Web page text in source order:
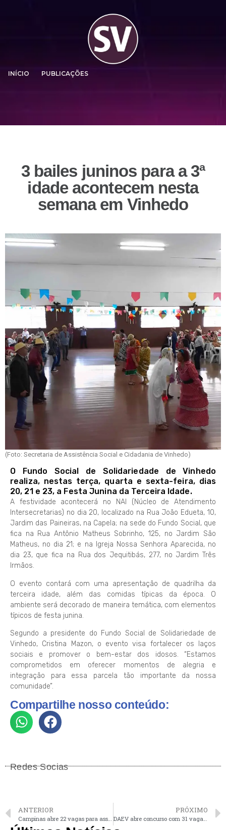
INÍCIO PUBLICAÇÕES
3 bailes juninos para a 3ª
idade acontecem nesta
semana em Vinhedo
(Foto: Secretaria de Assistência Social e Cidadania de Vinhedo)
O Fundo Social de Solidariedade de Vinhedo
realiza, nestas terça, quarta e sexta-feira, dias
20, 21 e 23, a Festa Junina da Terceira Idade.
A festividade acontecerá no NAI (Núcleo de Atendimento
Intersecretarias) no dia 20, localizado na Rua João Edueta, 10,
Jardim das Paineiras, na Capela; na sede do Fundo Social, que
fica na Rua Antônio Matheus Sobrinho, 125, no Jardim São
Matheus, no dia 21; e na Igreja Nossa Senhora Aparecida, no
dia 23, que fica na Rua dos Jequitibás, 277, no Jardim Três
Irmãos.
O evento contará com uma apresentação de quadrilha da
terceira idade, além das comidas típicas da época. O
ambiente será decorado de maneira temática, com elementos
típicos de festa junina.
Segundo a presidente do Fundo Social de Solidariedade de
Vinhedo, Cristina Mazon, o evento visa fortalecer os laços
sociais e promover o bem-estar dos idosos. “Estamos
comprometidos em oferecer momentos de alegria e
integração para essa parcela tão importante da nossa
comunidade”.
Compartilhe nosso conteúdo:
Redes Socias
ANTERIOR PRÓXIMO